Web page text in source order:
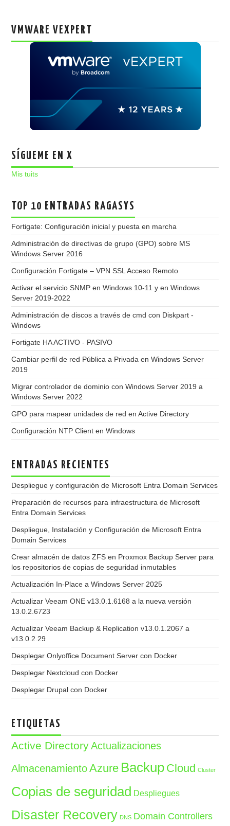
VMWARE VEXPERT
SÍGUEME EN X
Mis tuits
TOP 10 ENTRADAS RAGASYS
Fortigate: Configuración inicial y puesta en marcha
Administración de directivas de grupo (GPO) sobre MS
Windows Server 2016
Configuración Fortigate – VPN SSL Acceso Remoto
Activar el servicio SNMP en Windows 10-11 y en Windows
Server 2019-2022
Administración de discos a través de cmd con Diskpart -
Windows
Fortigate HA ACTIVO - PASIVO
Cambiar perfil de red Pública a Privada en Windows Server
2019
Migrar controlador de dominio con Windows Server 2019 a
Windows Server 2022
GPO para mapear unidades de red en Active Directory
Configuración NTP Client en Windows
ENTRADAS RECIENTES
Despliegue y configuración de Microsoft Entra Domain Services
Preparación de recursos para infraestructura de Microsoft
Entra Domain Services
Despliegue, Instalación y Configuración de Microsoft Entra
Domain Services
Crear almacén de datos ZFS en Proxmox Backup Server para
los repositorios de copias de seguridad inmutables
Actualización In-Place a Windows Server 2025
Actualizar Veeam ONE v13.0.1.6168 a la nueva versión
13.0.2.6723
Actualizar Veeam Backup & Replication v13.0.1.2067 a
v13.0.2.29
Desplegar Onlyoffice Document Server con Docker
Desplegar Nextcloud con Docker
Desplegar Drupal con Docker
ETIQUETAS
Active Directory Actualizaciones
Almacenamiento Azure Backup Cloud Cluster
Copias de seguridad Despliegues
Disaster Recovery DNS Domain Controllers